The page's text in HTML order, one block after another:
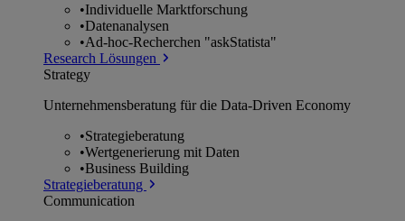
•Individuelle Marktforschung
•Datenanalysen
•Ad-hoc-Recherchen "askStatista"
Research Lösungen
Strategy
Unternehmens­beratung für die Data-Driven Economy
•Strategieberatung
•Wertgenerierung mit Daten
•Business Building
Strategieberatung
Communication